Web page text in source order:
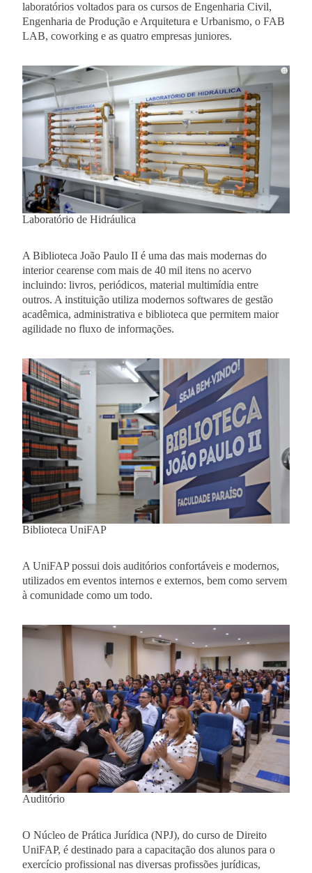
laboratórios voltados para os cursos de Engenharia Civil,
Engenharia de Produção e Arquitetura e Urbanismo, o FAB
LAB, coworking e as quatro empresas juniores.
Laboratório de Hidráulica
A Biblioteca João Paulo II é uma das mais modernas do
interior cearense com mais de 40 mil itens no acervo
incluindo: livros, periódicos, material multimídia entre
outros. A instituição utiliza modernos softwares de gestão
acadêmica, administrativa e biblioteca que permitem maior
agilidade no fluxo de informações.
Biblioteca UniFAP
A UniFAP possui dois auditórios confortáveis e modernos,
utilizados em eventos internos e externos, bem como servem
à comunidade como um todo.
Auditório
O Núcleo de Prática Jurídica (NPJ), do curso de Direito
UniFAP, é destinado para a capacitação dos alunos para o
exercício profissional nas diversas profissões jurídicas,